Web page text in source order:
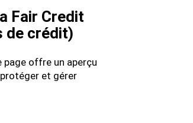
Fair Credit
de crédit)
offre un aperçu
et gérer